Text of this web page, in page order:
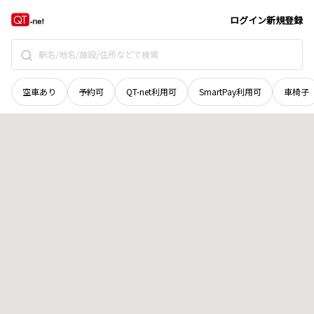
ログイン新規登録
空車あり 予約可 QT-net利用可 SmartPay利用可 車椅子
岩手県